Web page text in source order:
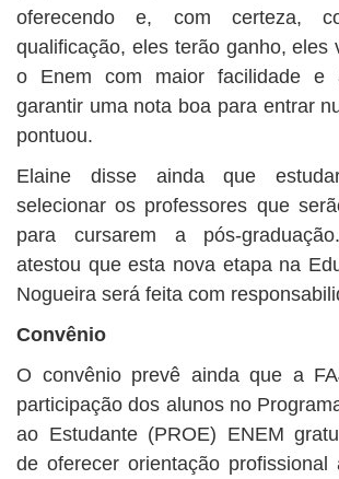
oferecendo e, com certeza,
qualificação, eles terão ganho, eles
o Enem com maior facilidade e
garantir uma nota boa para entrar
pontuou.
Elaine disse ainda que
selecionar os professores que
para cursarem a pós-
atestou que esta nova etapa na
Nogueira será feita com
Convênio
O convênio prevê ainda que a
participação dos alunos no
ao Estudante (PROE) ENEM
de oferecer orientação profissional